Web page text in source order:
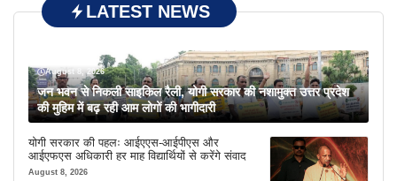
LATEST NEWS
August 8, 2026
जन भवन से निकली साइकिल रैली, योगी सरकार की नशामुक्त उत्तर प्रदेश
की मुहिम में बढ़ रही आम लोगों की भागीदारी
योगी सरकार की पहलः आईएएस-आईपीएस और
आईएफएस अधिकारी हर माह विद्यार्थियों से करेंगे संवाद
August 8, 2026